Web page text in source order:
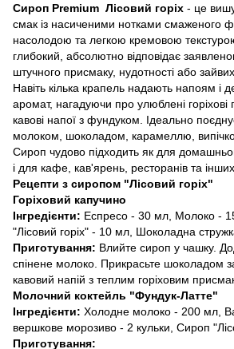
Сироп Premium Лісовий горіх - це
смак із насиченими нотками смаженого
насолодою та легкою кремовою
глибокий, абсолютно відповідає
штучного присмаку, нудотності або
Навіть кілька крапель надають напоям і
аромат, нагадуючи про улюблені горіхові
кавові напої з фундуком. Ідеально
молоком, шоколадом, карамеллю,
Сироп чудово підходить як для
і для кафе, кав'ярень, ресторанів та
Рецепти з сиропом "Лісовий горіх"
Горіховий капучино
Інгредієнти: Еспресо - 30 мл, Молоко -
"Лісовий горіх" - 10 мл, Шоколадна
Приготування: Влийте сироп у чашку.
спінене молоко. Прикрасьте шоколадом
кавовий напій з теплим горіховим
Молочний коктейль "Фундук-Латте"
Інгредієнти: Холодне молоко - 200 мл,
вершкове морозиво - 2 кульки, Сироп
Приготування: